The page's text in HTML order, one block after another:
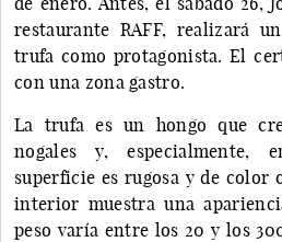
restaurante RAFF, realizará
trufa como protagonista. El
con una zona gastro.
La trufa es un hongo que
nogales y, especialmente,
superficie es rugosa y de color
interior muestra una
peso varía entre los 20 y los